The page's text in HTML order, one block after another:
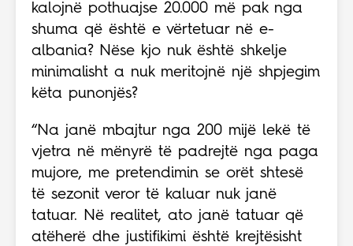
kalojnë pothuajse 20.000 më pak nga
shuma që është e vërtetuar në e-
albania? Nëse kjo nuk është shkelje
minimalisht a nuk meritojnë një shpjegim
këta punonjës?
“Na janë mbajtur nga 200 mijë lekë të
vjetra në mënyrë të padrejtë nga paga
mujore, me pretendimin se orët shtesë
të sezonit veror të kaluar nuk janë
tatuar. Në realitet, ato janë tatuar që
atëherë dhe justifikimi është krejtësisht